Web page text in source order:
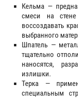
Кельма —
смеси на
воссоздавать
выбранного
Шпатель —
тщательно
наносятся,
излишки.
Терка —
специальным